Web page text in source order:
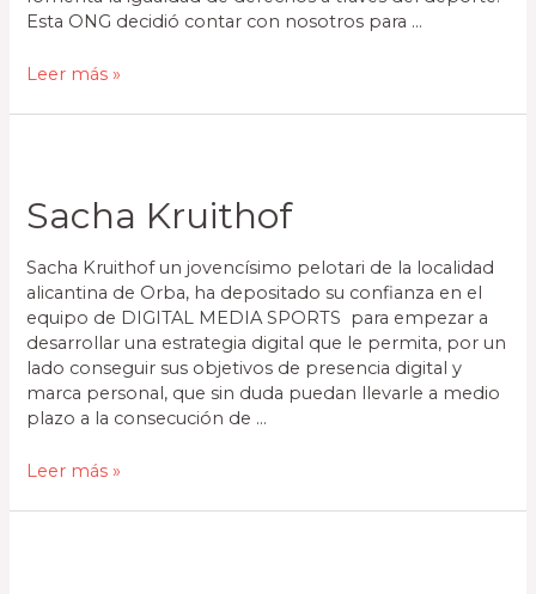
Esta ONG decidió contar con nosotros para …
Leer más »
Sacha Kruithof
Sacha Kruithof un jovencísimo pelotari de la localidad
alicantina de Orba, ha depositado su confianza en el
equipo de DIGITAL MEDIA SPORTS para empezar a
desarrollar una estrategia digital que le permita, por un
lado conseguir sus objetivos de presencia digital y
marca personal, que sin duda puedan llevarle a medio
plazo a la consecución de …
Leer más »